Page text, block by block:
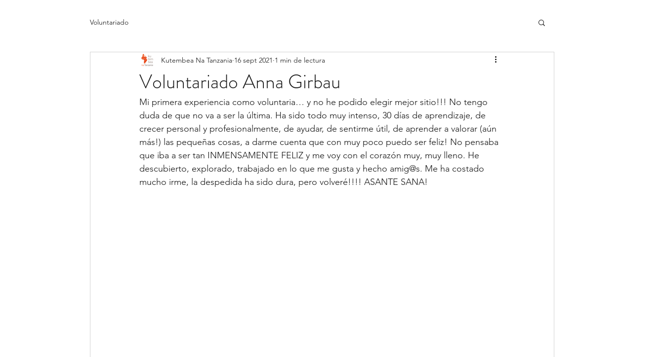
Voluntariado
Voluntariado Anna Girbau
Kutembea Na Tanzania 16 sept 2021 1 min de lectura
Mi primera experiencia como voluntaria… y no he podido elegir mejor sitio!!! No tengo
duda de que no va a ser la última. Ha sido todo muy intenso, 30 días de aprendizaje, de
crecer personal y profesionalmente, de ayudar, de sentirme útil, de aprender a valorar (aún
más!) las pequeñas cosas, a darme cuenta que con muy poco puedo ser feliz! No pensaba
que iba a ser tan INMENSAMENTE FELIZ y me voy con el corazón muy, muy lleno. He
descubierto, explorado, trabajado en lo que me gusta y hecho amig@s. Me ha costado
mucho irme, la despedida ha sido dura, pero volveré!!!! ASANTE SANA!